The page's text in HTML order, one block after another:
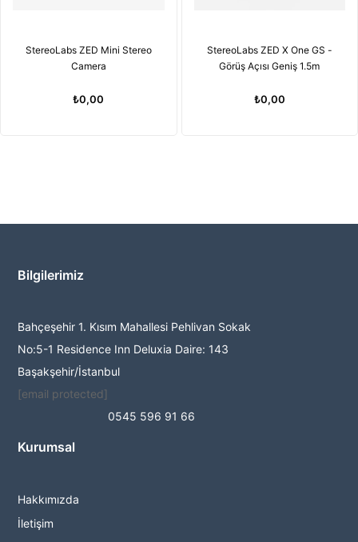
StereoLabs ZED Mini Stereo
Camera
₺0,00
StereoLabs ZED X One GS -
Görüş Açısı Geniş 1.5m
₺0,00
Bilgilerimiz
Bahçeşehir 1. Kısım Mahallesi Pehlivan Sokak
No:5-1 Residence Inn Deluxia Daire: 143
Başakşehir/İstanbul
[email protected]
0545 596 91 66
Kurumsal
Hakkımızda
İletişim